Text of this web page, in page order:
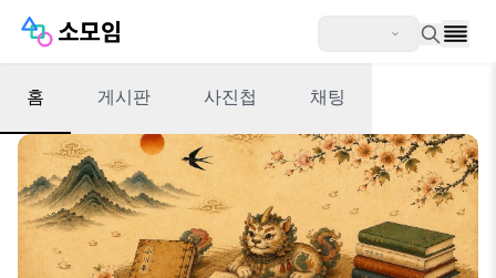
홈 게시판 사진첩 채팅